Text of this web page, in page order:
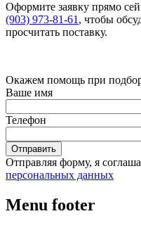
Оформите заявку прямо
(903) 973-81-61 , чтобы
просчитать поставку.
Окажем помощь при
Ваше имя
Телефон
Отправляя форму, я
персональных данных
Menu footer